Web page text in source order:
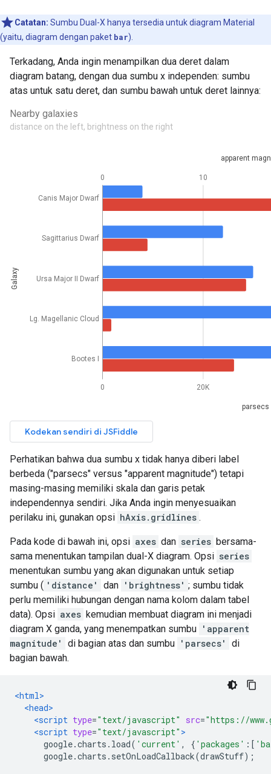
Catatan: Sumbu Dual-X hanya tersedia untuk diagram Material
(yaitu, diagram dengan paket bar).
Terkadang, Anda ingin menampilkan dua deret dalam
diagram batang, dengan dua sumbu x independen: sumbu
atas untuk satu deret, dan sumbu bawah untuk deret lainnya:
Perhatikan bahwa dua sumbu x tidak hanya diberi label
berbeda ("parsecs" versus "apparent magnitude") tetapi
masing-masing memiliki skala dan garis petak
independennya sendiri. Jika Anda ingin menyesuaikan
perilaku ini, gunakan opsi hAxis.gridlines .
Pada kode di bawah ini, opsi axes dan series bersama-
sama menentukan tampilan dual-X diagram. Opsi series
menentukan sumbu yang akan digunakan untuk setiap
sumbu ( 'distance' dan 'brightness' ; sumbu tidak
perlu memiliki hubungan dengan nama kolom dalam tabel
data). Opsi axes kemudian membuat diagram ini menjadi
diagram X ganda, yang menempatkan sumbu 'apparent
magnitude'
di bagian atas dan sumbu 'parsecs'
di
bagian bawah.
<html>
<head>
<script type="text/javascript" src="https://
<script type="text/javascript" >
google.charts . load( 'current' , { 'packages' :[
google.charts . setOnLoadCallback(drawStuff);